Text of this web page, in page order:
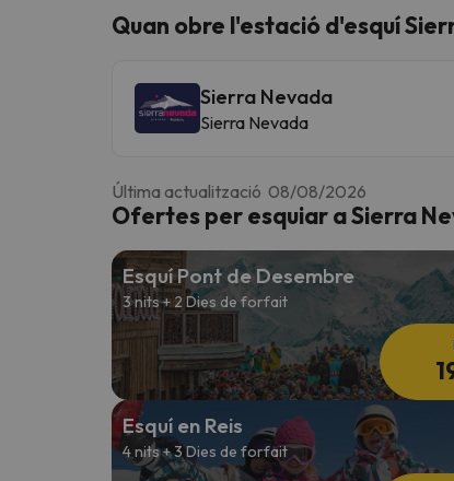
Vaja! Sembla que el nostre cercador ha
Quan obre l'estació d'esquí
Sierra Nevada
Sierra Nevada
Última actualització 08/08/2026
Ofertes per esquiar a Sierra
Esquí Pont de Desembre
3 nits + 2 Dies de forfait
Esquí en Reis
4 nits + 3 Dies de forfait